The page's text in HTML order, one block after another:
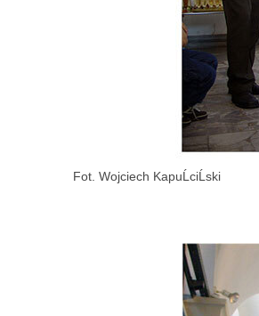
Fot. Wojciech KapuĹciĹski